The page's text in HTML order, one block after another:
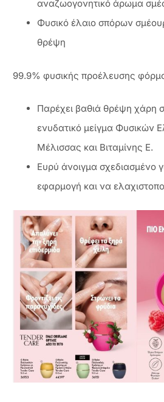
αναζωογονητικό άρωμα
Φυσικό έλαιο σπόρων
θρέψη
99.9% φυσικής προέλευσης
Παρέχει βαθιά θρέψη χάρη
ενυδατικό μείγμα Φυσικών
Μέλισσας και Βιταμίνης Ε.
Ευρύ άνοιγμα σχεδιασμένο
εφαρμογή και να